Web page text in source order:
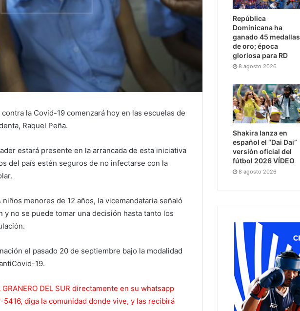
la Covid-19 comenzará hoy en las escuelas de
Raquel Peña.
estará presente en la arrancada de esta iniciativa
del país estén seguros de no infectarse con la
menores de 12 años, la vicemandataria señaló
no se puede tomar una decisión hasta tanto los
el pasado 20 de septiembre bajo la modalidad
19.
DEL SUR directamente en su whatsapp
diga la comunidad donde vive, y las recibirá
República
Dominicana ha
ganado 45 medallas
de oro; época
gloriosa para RD
8 agosto 2026
Shakira lanza en
español el “Dai Dai”
versión oficial del
fútbol 2026 VÍDEO
8 agosto 2026